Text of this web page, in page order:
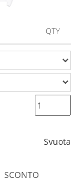
QTY
Svuota
SCONTO